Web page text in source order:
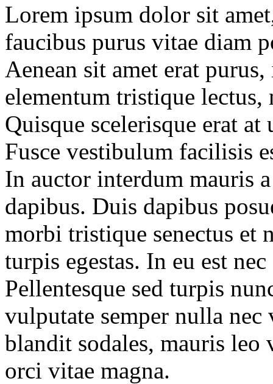
Lorem ipsum dolor sit
faucibus purus vitae diam
Aenean sit amet erat
elementum tristique lectus,
Quisque scelerisque erat
Fusce vestibulum facilisis
In auctor interdum mauris
dapibus. Duis dapibus
morbi tristique senectus et
turpis egestas. In eu est
Pellentesque sed turpis
vulputate semper nulla
blandit sodales, mauris leo
orci vitae magna.